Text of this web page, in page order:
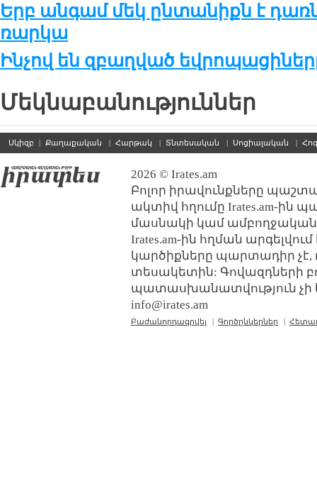
Երբ ան­գամ մեկ ըն­տա­նիքն է
ռար­կա
Ինչով են զբաղ­ված
Մեկնաբանություններ
Սկիզբ | Քաղաքական | Հարթակ | Տնտեսական | Սոցիալական |
2026 © Irates.am
Բոլոր իրավունքները
ակտիվ հղումը Irates.am-ին
մասնակի կամ ամբողջական
Irates.am-ին հղման
կարծիքները պարտադիր չէ,
տեսակետին: Գովազդների
պատասխանատվություն չի
info@irates.am
Բաժանորդագրվել | Գործընկերներ |